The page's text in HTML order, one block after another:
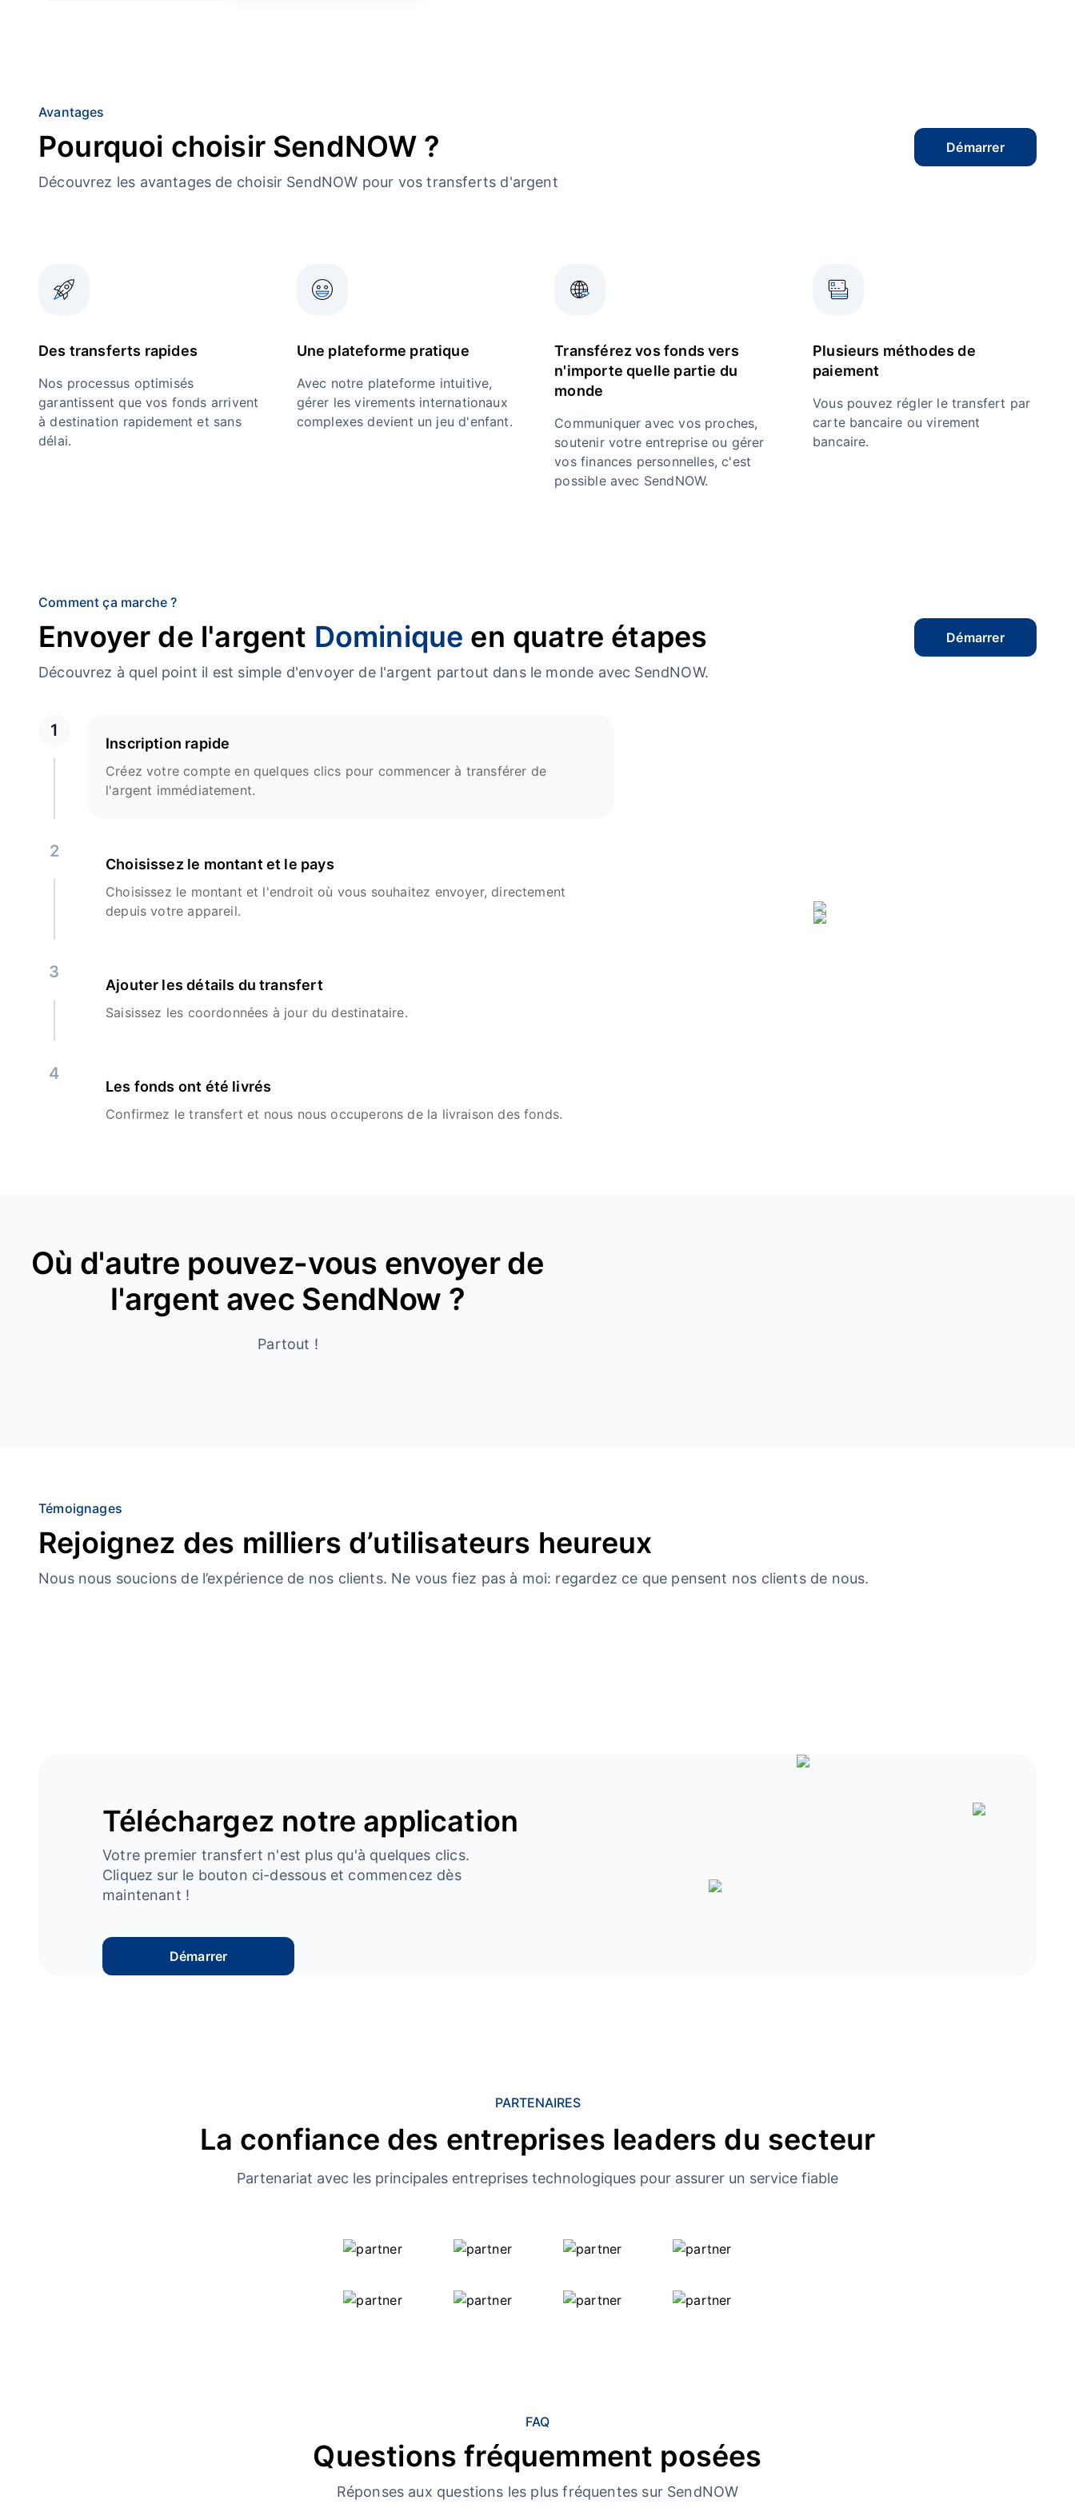
Avantages
Pourquoi choisir SendNOW ?
Découvrez les avantages de choisir SendNOW pour vos transferts d'argent
Démarrer
Des transferts rapides
Nos processus optimisés
garantissent que vos fonds arrivent
à destination rapidement et sans
délai.
Une plateforme pratique
Avec notre plateforme intuitive,
gérer les virements internationaux
complexes devient un jeu d'enfant.
Transférez vos fonds vers
n'importe quelle partie du
monde
Communiquer avec vos proches,
soutenir votre entreprise ou gérer
vos finances personnelles, c'est
possible avec SendNOW.
Plusieurs méthodes de
paiement
Vous pouvez régler le transfert par
carte bancaire ou virement
bancaire.
Comment ça marche ?
Envoyer de l'argent Dominique en quatre étapes
Découvrez à quel point il est simple d'envoyer de l'argent partout dans le monde avec SendNOW.
Démarrer
1
Inscription rapide
Créez votre compte en quelques clics pour commencer à transférer de
l'argent immédiatement.
2
Choisissez le montant et le pays
Choisissez le montant et l'endroit où vous souhaitez envoyer, directement
depuis votre appareil.
3
Ajouter les détails du transfert
Saisissez les coordonnées à jour du destinataire.
4
Les fonds ont été livrés
Confirmez le transfert et nous nous occuperons de la livraison des fonds.
Où d'autre pouvez-vous envoyer de
l'argent avec SendNow ?
Partout !
Témoignages
Rejoignez des milliers d’utilisateurs heureux
Nous nous soucions de l’expérience de nos clients. Ne vous fiez pas à moi: regardez ce que pensent nos clients de nous.
Téléchargez notre application
Votre premier transfert n'est plus qu'à quelques clics.
Cliquez sur le bouton ci-dessous et commencez dès
maintenant !
Démarrer
PARTENAIRES
La confiance des entreprises leaders du secteur
Partenariat avec les principales entreprises technologiques pour assurer un service fiable
FAQ
Questions fréquemment posées
Réponses aux questions les plus fréquentes sur SendNOW